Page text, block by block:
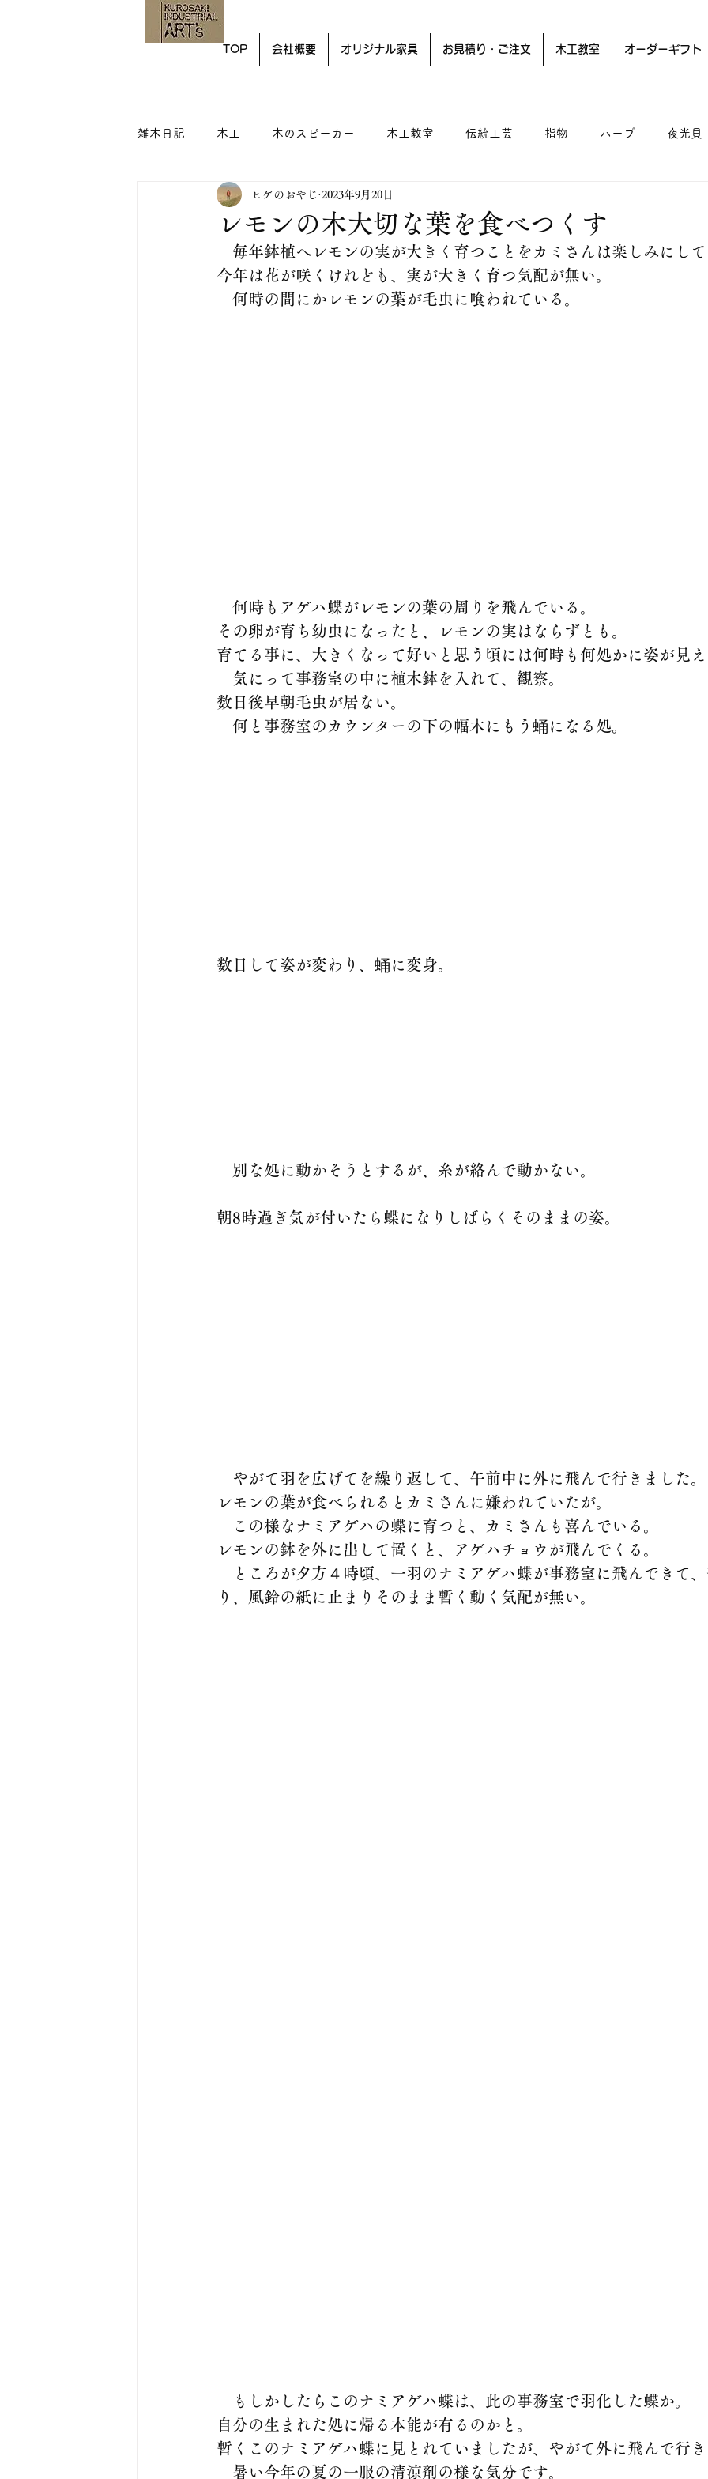
TOP 会社概要 オリジナル家具 お見積り・ご注文 木工教室 オーダーギフト
雑木日記 木工 木のスピーカー 木工教室 伝統工芸 指物 ハープ 夜光貝
レモンの木大切な葉を食べつくす
ヒゲのおやじ 2023年9月20日
毎年鉢植へレモンの実が大きく育つことをカミさんは楽しみにし
今年は花が咲くけれども、実が大きく育つ気配が無い。
何時の間にかレモンの葉が毛虫に喰われている。
何時もアゲハ蝶がレモンの葉の周りを飛んでいる。
その卵が育ち幼虫になったと、レモンの実はならずとも。
育てる事に、大きくなって好いと思う頃には何時も何処かに姿が見
気にって事務室の中に植木鉢を入れて、観察。
数日後早朝毛虫が居ない。
何と事務室のカウンターの下の幅木にもう蛹になる処。
数日して姿が変わり、蛹に変身。
別な処に動かそうとするが、糸が絡んで動かない。
朝8時過ぎ気が付いたら蝶になりしばらくそのままの姿。
やがて羽を広げてを繰り返して、午前中に外に飛んで行きました。
レモンの葉が食べられるとカミさんに嫌われていたが。
この様なナミアゲハの蝶に育つと、カミさんも喜んでいる。
レモンの鉢を外に出して置くと、アゲハチョウが飛んでくる。
ところが夕方４時頃、一羽のナミアゲハ蝶が事務室に飛んできて
り、風鈴の紙に止まりそのまま暫く動く気配が無い。
もしかしたらこのナミアゲハ蝶は、此の事務室で羽化した蝶か。
自分の生まれた処に帰る本能が有るのかと。
暫くこのナミアゲハ蝶に見とれていましたが、やがて外に飛んで行
暑い今年の夏の一服の清涼剤の様な気分です。